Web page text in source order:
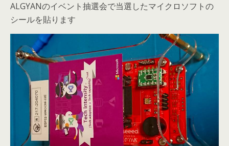
ALGYANのイベント抽選会で当選したマイクロソフトの
シールを貼ります